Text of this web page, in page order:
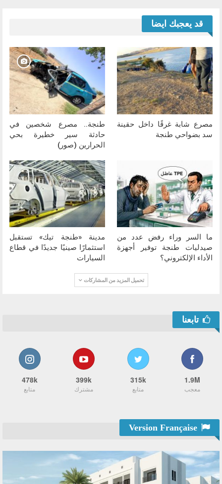
قد يعجبك ايضا
مصرع شابة غرقًا داخل حقينة
سد بضواحي طنجة
طنجة.. مصرع شخصين في
حادثة سير خطيرة بحي
الحرارين (صور)
ما السر وراء رفض عدد من
صيدليات طنجة توفير أجهزة
الأداء الإلكتروني؟
مدينة «طنجة تيك» تستقبل
استثمارًا صينيًا جديدًا في قطاع
السيارات
تحميل المزيد من المشاركات
تابعنا
1.9M
معجب
315k
متابع
399k
مشترك
478k
متابع